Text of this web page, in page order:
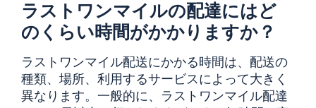
ラストワンマイルの配達にはど
のくらい時間がかかりますか？
ラストワンマイル配送にかかる時間は、配送の
種類、場所、利用するサービスによって大きく
異なります。一般的に、ラストワンマイル配達